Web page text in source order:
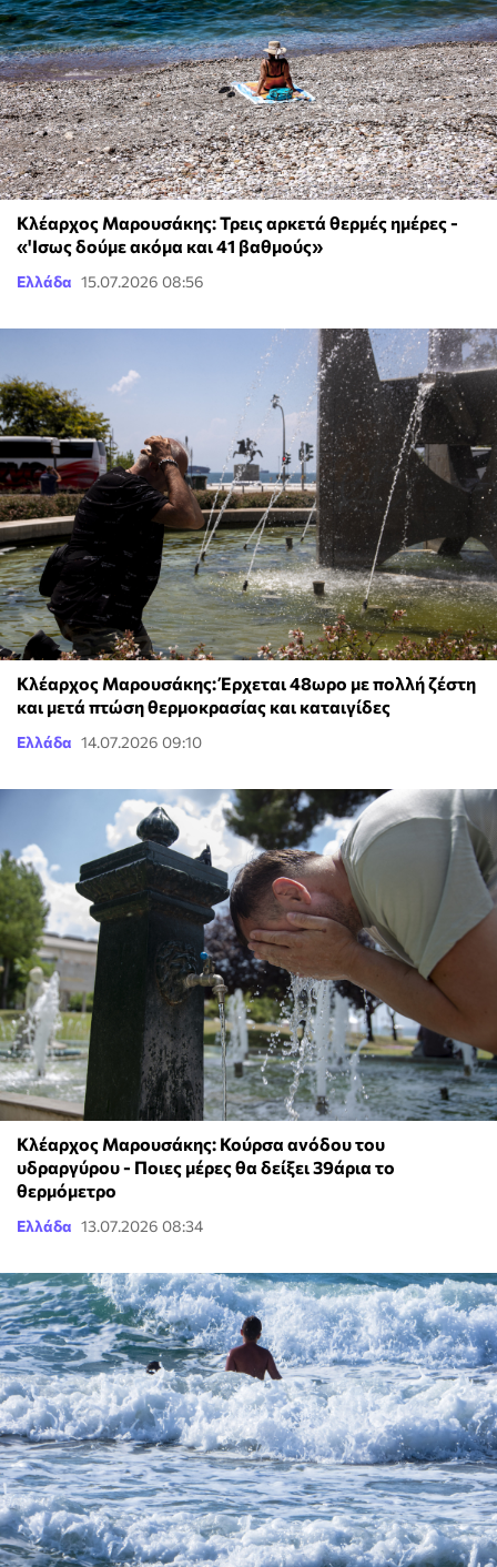
Κλέαρχος Μαρουσάκης: Τρεις αρκετά θερμές ημέρες -
«'Ισως δούμε ακόμα και 41 βαθμούς»
Ελλάδα 15.07.2026 08:56
Κλέαρχος Μαρουσάκης: Έρχεται 48ωρο με πολλή ζέστη
και μετά πτώση θερμοκρασίας και καταιγίδες
Ελλάδα 14.07.2026 09:10
Κλέαρχος Μαρουσάκης: Κούρσα ανόδου του
υδραργύρου - Ποιες μέρες θα δείξει 39άρια το
θερμόμετρο
Ελλάδα 13.07.2026 08:34